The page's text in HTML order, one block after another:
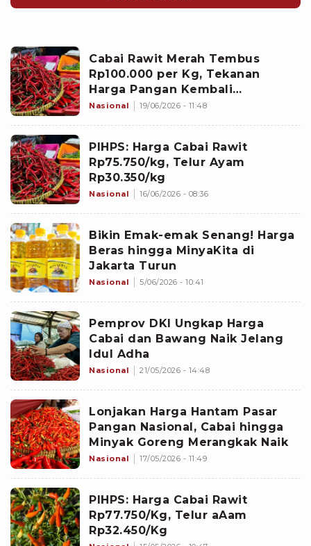
Cabai Rawit Merah Tembus
Rp100.000 per Kg, Tekanan
Harga Pangan Kembali
Menggigit
Nasional 19/06/2026 - 11:48
PIHPS: Harga Cabai Rawit
Rp75.750/kg, Telur Ayam
Rp30.350/kg
Nasional 16/06/2026 - 08:36
Bikin Emak-emak Senang! Harga
Beras hingga MinyaKita di
Jakarta Turun
Nasional 5/06/2026 - 10:41
Pemprov DKI Ungkap Harga
Cabai dan Bawang Naik Jelang
Idul Adha
Nasional 21/05/2026 - 14:48
Lonjakan Harga Hantam Pasar
Pangan Nasional, Cabai hingga
Minyak Goreng Merangkak Naik
Nasional 17/05/2026 - 11:49
PIHPS: Harga Cabai Rawit
Rp77.750/Kg, Telur aAam
Rp32.450/Kg